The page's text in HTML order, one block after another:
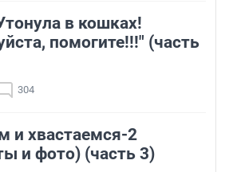
в кошках!
помогите!!!" (часть
304
и хвастаемся-2
и фото) (часть 3)